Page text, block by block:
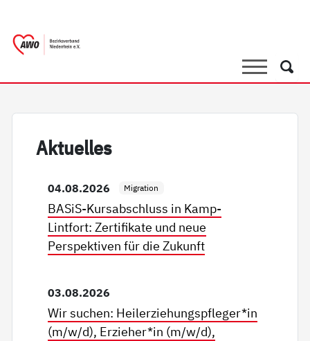
SucheSuche
Ak­tu­el­les
04.08.2026 Migration
BASiS-Kursabschluss in Kamp-
Lintfort: Zertifikate und neue
Perspektiven für die Zukunft
03.08.2026
Wir suchen: Heilerziehungspfleger*in
(m/w/d), Erzieher*in (m/w/d),